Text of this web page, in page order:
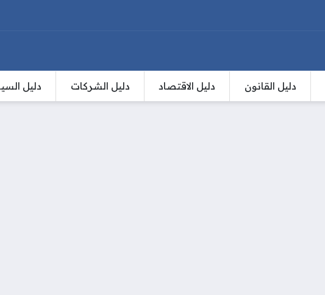
دليل القانون دليل الاقتصاد دليل الشركات دليل